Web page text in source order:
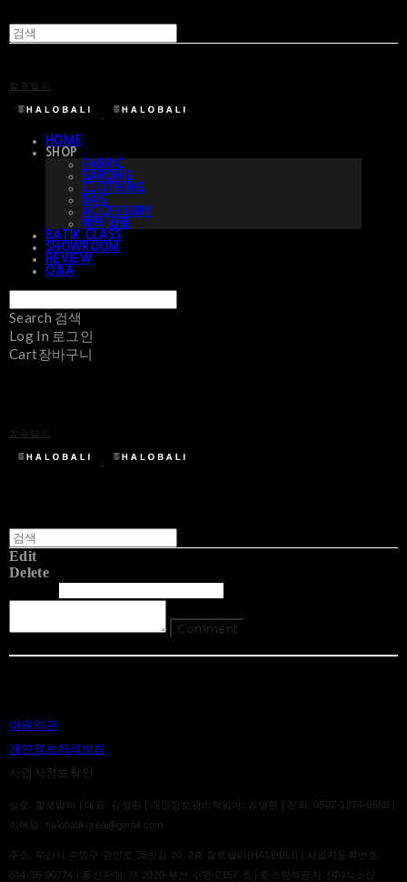
할로발리
HOME
SHOP
FABRIC
SARONG
CLOTHING
BAG
ACCESSORY
예약 상품
BATIK CLASS
SHOWROOM
REVIEW
Q&A
Search 검색
Log In 로그인
Cart장바구니
할로발리
Edit
Delete
Comment
이용약관
개인정보처리방침
사업자정보확인
상호: 할로발리 | 대표: 김영현 | 개인정보관리책임자: 김영현 | 전화: 0507-1374-0688 |
이메일: halobalikorea@gmail.com
주소: 부산시 수영구 광안로 35번길 20, 2층 할로발리(HALOBLI) | 사업자등록번호:
644-36-00774 | 통신판매: 제 2020-부산 수영-0157 호 | 호스팅제공자: (주)식스샵